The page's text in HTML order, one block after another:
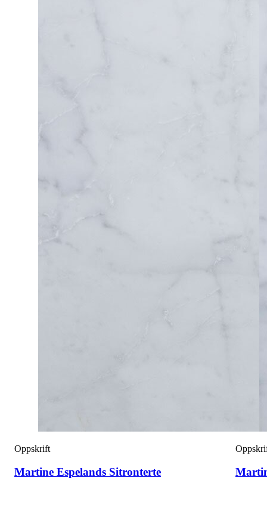
Oppskrift
Martine Espelands Sitronterte